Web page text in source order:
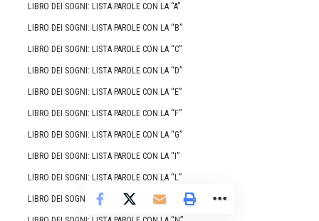
LIBRO DEI SOGNI: LISTA PAROLE CON LA “A”
LIBRO DEI SOGNI: LISTA PAROLE CON LA “B”
LIBRO DEI SOGNI: LISTA PAROLE CON LA “C”
LIBRO DEI SOGNI: LISTA PAROLE CON LA “D”
LIBRO DEI SOGNI: LISTA PAROLE CON LA “E”
LIBRO DEI SOGNI: LISTA PAROLE CON LA “F”
LIBRO DEI SOGNI: LISTA PAROLE CON LA “G”
LIBRO DEI SOGNI: LISTA PAROLE CON LA “I”
LIBRO DEI SOGNI: LISTA PAROLE CON LA “L”
LIBRO DEI SOGNI: LISTA PAROLE CON LA “M”